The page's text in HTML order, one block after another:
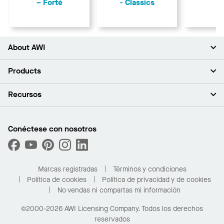
– Forté
- Classics
About AWI
Acerca de nosotros
Sala de prensa
¿Cuáles son mis opciones de compra?
Products
Plafones
Capacidades personalizadas
Desempeño
Recursos
Buscar un distribuidor
Solicitar muestras
Compre en línea con Kanopi
Para el hogar
Conéctese con nosotros
Marcas registradas
Términos y condiciones
Política de cookies
Política de privacidad y de cookies
No vendas ni compartas mi información
©2000-2026 AWI Licensing Company. Todos los derechos
reservados